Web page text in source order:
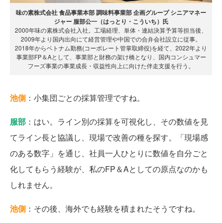
味の素株式会社 食品事業本部 調味料事業部 企画グループ シニアマネー
ジャー 服部公一（はっとり・こういち）氏
2000年味の素株式会社入社。工場経理、単体・連結決算予算等担当後、
2009年より国内出向にて経営管理や中国での合弁会社設立に従事。
2018年からベトナム勤務(コーポレート管掌取締役)を経て、2022年より
事業部FP＆Aとして、事業部と財務の架け橋となり、国内コンシュマー
フーズ事業の事業成長・収益性向上に向けた伴走支援を行う。
池側 ：小集団ごとの採算管理ですね。
服部 ：はい。ライン別の採算を可視化し、その数値を見
てライン長と協議し、現場で改善の種を探す。「現場感
のある数字」を通じ、社員一人ひとりに数値を自分ごと
化してもらう経験が、私のFP＆Aとしての原点なのかも
しれません。
池側 ：その後、海外でも経験を積まれたそうですね。